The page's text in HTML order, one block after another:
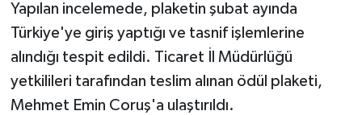
Yapılan incelemede, plaketin şubat ayında
Türkiye'ye giriş yaptığı ve tasnif işlemlerine
alındığı tespit edildi. Ticaret İl Müdürlüğü
yetkilileri tarafından teslim alınan ödül plaketi,
Mehmet Emin Coruş'a ulaştırıldı.